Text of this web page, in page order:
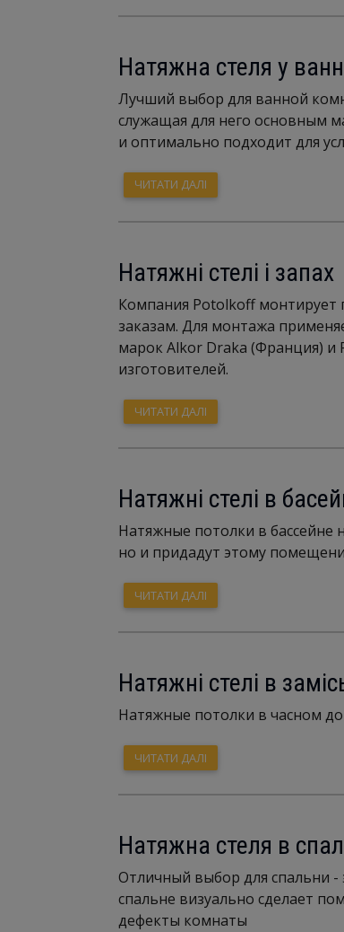
Натяжна стеля у
Лучший выбор для ванной
служащая для него основным
и оптимально подходит для
ЧИТАТИ ДАЛІ
Натяжні стелі і запах
Компания Potolkoff монтирует
заказам. Для монтажа
марок Alkor Draka (Франция) и
изготовителей.
ЧИТАТИ ДАЛІ
Натяжні стелі в
Натяжные потолки в бассейне
но и придадут этому
ЧИТАТИ ДАЛІ
Натяжні стелі в
Натяжные потолки в часном
ЧИТАТИ ДАЛІ
Натяжна стеля в
Отличный выбор для спальни
спальне визуально сделает
дефекты комнаты